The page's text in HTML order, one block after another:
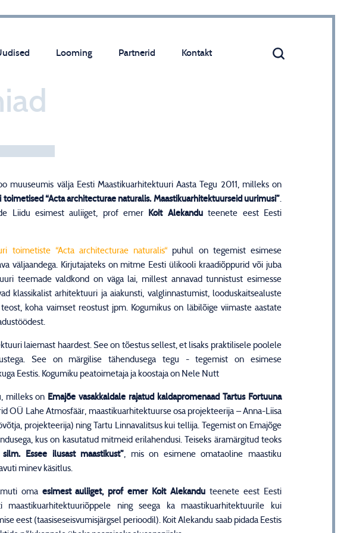
Looming Partnerid Kontakt
muuseumis välja Eesti Maastikuarhitektuuri Aasta Tegu 2011, milleks on
“Acta architecturae naturalis. Maastikuarhitektuurseid uurimusi”.
Liidu esimest auliiget, prof emer
Koit Alekanduteenete eest Eesti
toimetiste “Acta architecturae naturalis“ puhul on tegemist esimese
väljaandega. Kirjutajateks on mitme Eesti ülikooli kraadiõppurid või juba
teemade valdkond on väga lai, millest annavad tunnistust esimesse
klassikalist arhitektuuri ja aiakunsti, valglinnastumist, looduskaitsealuste
koha vaimset reostust jpm. Kogumikus on läbilõige viimaste aastate
laiemast haardest. See on tõestus sellest, et lisaks praktilisele poolele
See on märgilise tähendusega tegu - tegemist on esimese
Eestis. Kogumiku peatoimetaja ja koostaja on Nele Nutt
milleks on Emajõe vasakkaldale rajatud kaldapromenaad Tartus Fortuuna
OÜ Lahe Atmosfäär, maastikuarhitektuurse osa projekteerija – Anna-Liisa
projekteerija) ning Tartu Linnavalitsus kui tellija. Tegemist on Emajõge
kus on kasutatud mitmeid erilahendusi. Teiseks äramärgitud teoks
Essee ilusast maastikust”, mis on esimene omataoline maastiku
minev käsitlus.
omaesimest auliiget, prof emer Koit Alekanduteenete eest Eesti
maastikuarhitektuuriõppele ning seega ka maastikuarhitektuurile kui
eest (taasiseseisvumisjärgsel perioodil). Koit Alekandu saab pidada Eestis